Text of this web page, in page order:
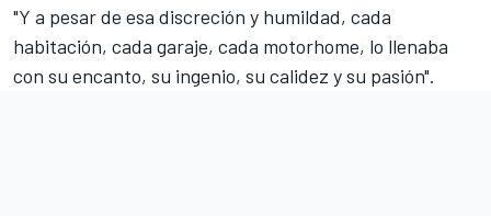
"Y a pesar de esa discreción y humildad, cada
habitación, cada garaje, cada motorhome, lo llenaba
con su encanto, su ingenio, su calidez y su pasión".